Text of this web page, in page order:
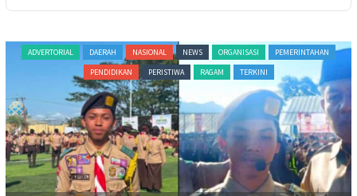
DAERAH NASIONAL NEWS ORGANISASI
PEMERINTAHAN
PERISTIWA RAGAM TERKINI